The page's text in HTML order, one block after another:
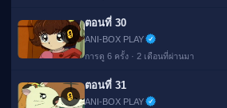
🔒
ตอนที่ 30
ANI-BOX PLAY
การดู 6 ครั้ง · 2 เดือนที่ผ่านมา
🔒
ตอนที่ 31
ANI-BOX PLAY